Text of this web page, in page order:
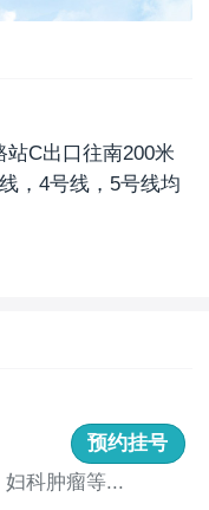
C出口往南200米
，4号线，5号线均
预约挂号
妇科肿瘤等...